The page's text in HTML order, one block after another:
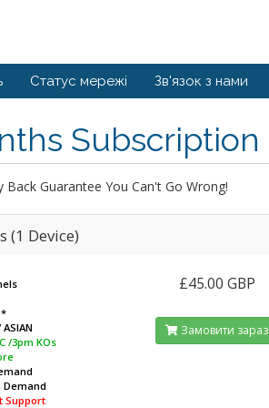
Статус мережі Зв'язок з нами
Subscription
Back Guarantee You Can't Go Wrong!
(1 Device)
/3pm KOs
Demand
Support
£45.00 GBP
Замовити зараз